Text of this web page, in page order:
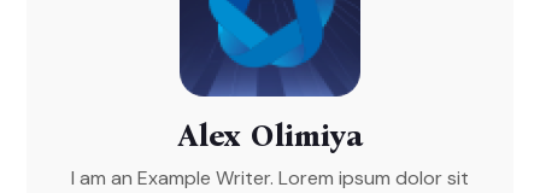
Alex Olimiya
I am an Example Writer. Lorem ipsum dolor sit